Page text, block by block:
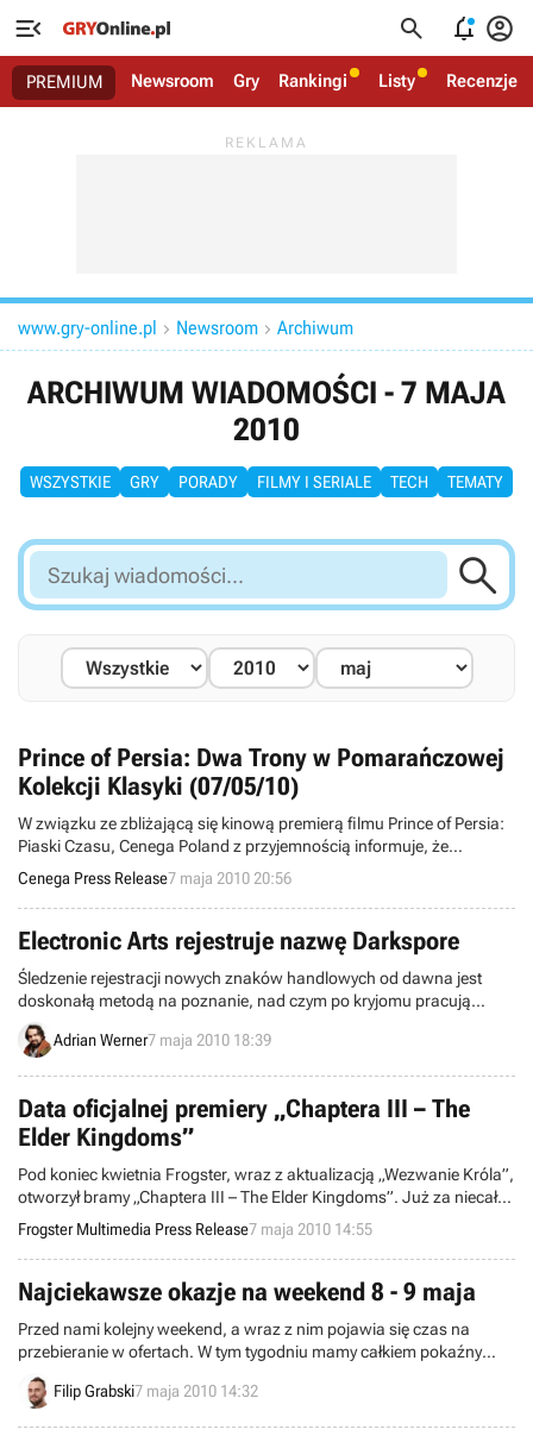
   
PREMIUM Newsroom Gry Rankingi Listy Recenzje
www.gry-online.pl  Newsroom  Archiwum
ARCHIWUM WIADOMOŚCI - 7 MAJA
2010
WSZYSTKIE GRY PORADY FILMY I SERIALE TECH TEMATY
Szukaj
wiadomości...

Prince of Persia: Dwa Trony w Pomarańczowej
Kolekcji Klasyki (07/05/10)
W związku ze zbliżającą się kinową premierą filmu Prince of Persia:
Piaski Czasu, Cenega Poland z przyjemnością informuje, że
równocześnie z tym wydarzeniem, do sklepów w całej Polsce trafi
gra Prince of Persia: Dwa Trony!
Cenega Press Release7 maja 2010 20:56
Electronic Arts rejestruje nazwę Darkspore
Śledzenie rejestracji nowych znaków handlowych od dawna jest
doskonałą metodą na poznanie, nad czym po kryjomu pracują
studia deweloperskie. Tym razem to Electronic Arts złożyło wnioski
rejestracyjne, które zainteresować powinny wszystkich fanów Spore.
Adrian Werner7 maja 2010 18:39
Data oficjalnej premiery „Chaptera III – The
Elder Kingdoms”
Pod koniec kwietnia Frogster, wraz z aktualizacją „Wezwanie Króla”,
otworzył bramy „Chaptera III – The Elder Kingdoms”. Już za niecałe
dwa tygodnie – 18 maja, rusza również główna odsłona tego
obszernego rozszerzenia gry Runes of Magic.
Frogster Multimedia Press Release7 maja 2010 14:55
Najciekawsze okazje na weekend 8 - 9 maja
Przed nami kolejny weekend, a wraz z nim pojawia się czas na
przebieranie w ofertach. W tym tygodniu mamy całkiem pokaźny
zestaw gier w naprawdę atrakcyjnych cenach, ale nie zabrakło także
konsol. Zapraszam do oglądania.
Filip Grabski7 maja 2010 14:32